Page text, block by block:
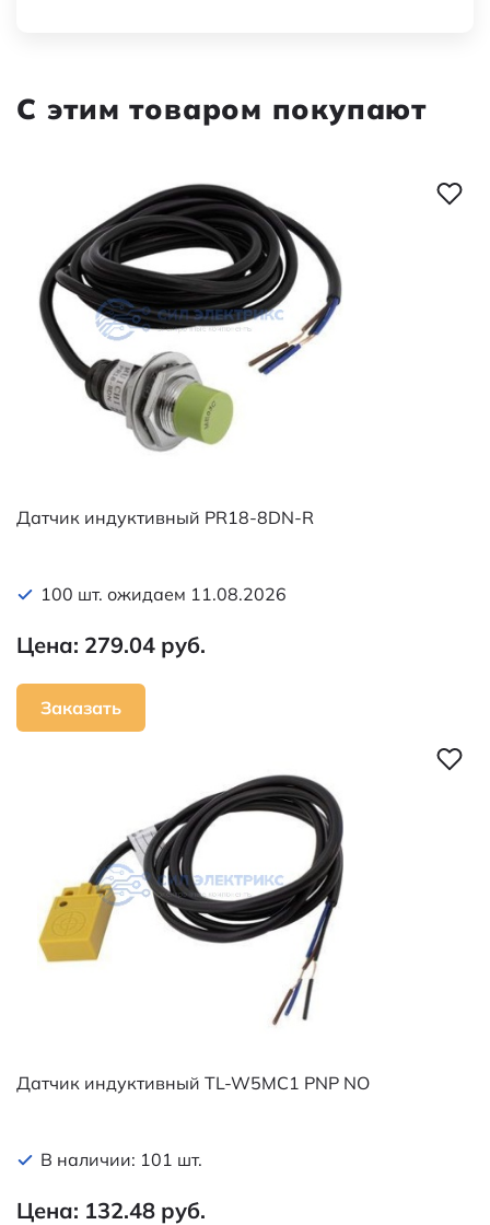
С этим товаром покупают
Датчик индуктивный PR18-8DN-R
100 шт. ожидаем 11.08.2026
Цена: 279.04 руб.
Заказать
Датчик индуктивный TL-W5MC1 PNP NO
В наличии: 101 шт.
Цена: 132.48 руб.